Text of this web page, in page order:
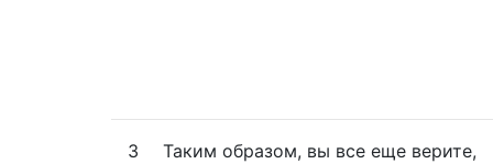
3
Таким образом, вы все еще верите,